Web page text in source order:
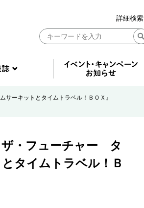
詳細検索
サーキットとタイムトラベル！ＢＯＸ』
・フューチャー タ
タイムトラベル！Ｂ